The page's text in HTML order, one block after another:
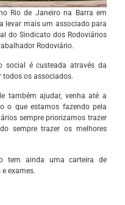
Rio de Janeiro na Barra em
levar mais um associado para
do Sindicato dos Rodoviários
Rodoviário.
social é custeada através da
todos os associados.
também ajudar, venha até a
o que estamos fazendo pela
sempre priorizamos trazer
sempre trazer os melhores
tem ainda uma carteira de
exames.